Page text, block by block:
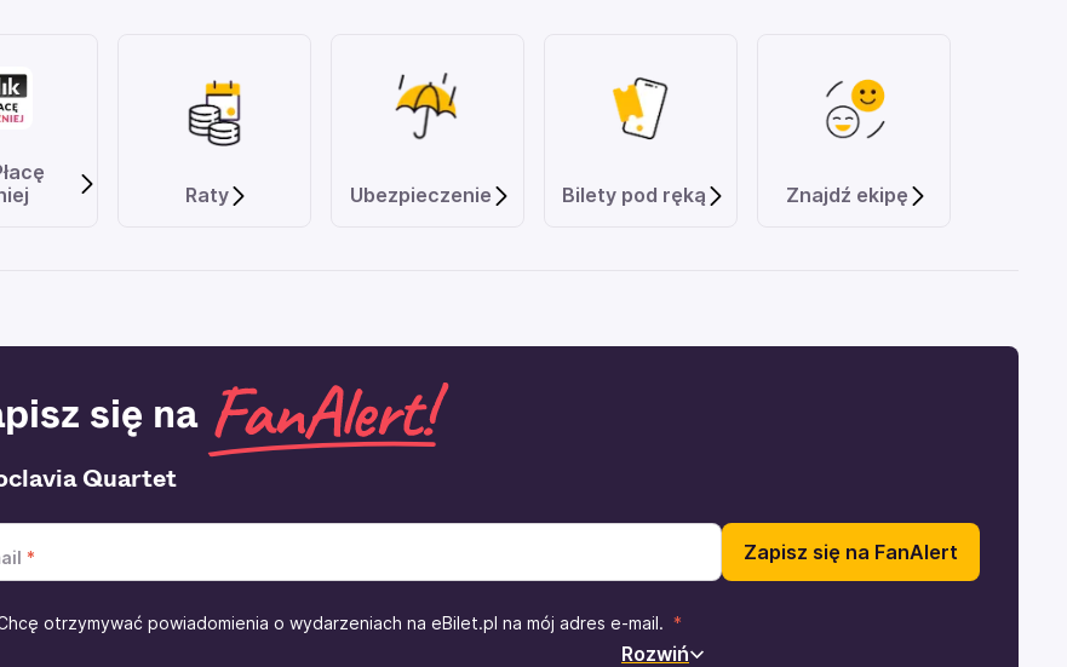
Raty Ubezpieczenie Bilety pod ręką Znajdź ekipę
się na
Quartet
Zapisz się na FanAlert
otrzymywać powiadomienia o wydarzeniach na eBilet.pl na mój adres e-mail.
Rozwiń